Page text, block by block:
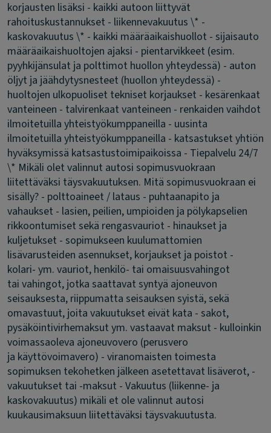
korjausten lisäksi - kaikki autoon liittyvät
rahoituskustannukset - liikennevakuutus \* -
kaskovakuutus \* - kaikki määräaikaishuollot - sijaisauto
määräaikaishuoltojen ajaksi - pientarvikkeet (esim.
pyyhkijänsulat ja polttimot huollon yhteydessä) - auton
öljyt ja jäähdytysnesteet (huollon yhteydessä) -
huoltojen ulkopuoliset tekniset korjaukset - kesärenkaat
vanteineen - talvirenkaat vanteineen - renkaiden vaihdot
ilmoitetuilla yhteistyökumppaneilla - uusinta
ilmoitetuilla yhteistyökumppaneilla - katsastukset yhtiön
hyväksymissä katsastustoimipaikoissa - Tiepalvelu 24/7
\* Mikäli olet valinnut autosi sopimusvuokraan
liitettäväksi täysvakuutuksen. Mitä sopimusvuokraan ei
sisälly? - polttoaineet / lataus - puhtaanapito ja
vahaukset - lasien, peilien, umpioiden ja pölykapselien
rikkoontumiset sekä rengasvauriot - hinaukset ja
kuljetukset - sopimukseen kuulumattomien
lisävarusteiden asennukset, korjaukset ja poistot -
kolari- ym. vauriot, henkilö- tai omaisuusvahingot
tai vahingot, jotka saattavat syntyä ajoneuvon
seisauksesta, riippumatta seisauksen syistä, sekä
omavastuut, joita vakuutukset eivät kata - sakot,
pysäköintivirhemaksut ym. vastaavat maksut - kulloinkin
voimassaoleva ajoneuvovero (perusvero
ja käyttövoimavero) - viranomaisten toimesta
sopimuksen tekohetken jälkeen asetettavat lisäverot, -
vakuutukset tai -maksut - Vakuutus (liikenne- ja
kaskovakuutus) mikäli et ole valinnut autosi
kuukausimaksuun liitettäväksi täysvakuutusta.